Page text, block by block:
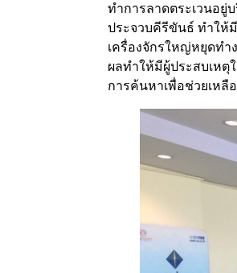
ทำการลาดตระเวนอยู่
ประจวบคีรีขันธ์ ทำให้มี
เครื่องจักรใหญ่หยุดทำ
ผลทำให้มีผู้ประสบเหตุ
การค้นหาเพื่อช่วยเหลื